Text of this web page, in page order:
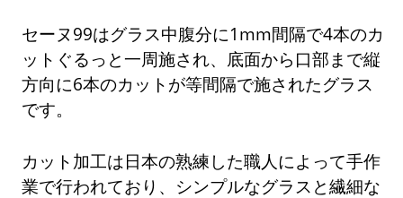
セーヌ99はグラス中腹分に1mm間隔で4本のカ
ットぐるっと一周施され、底面から口部まで縦
方向に6本のカットが等間隔で施されたグラス
です。
カット加工は日本の熟練した職人によって手作
業で行われており、シンプルなグラスと繊細な